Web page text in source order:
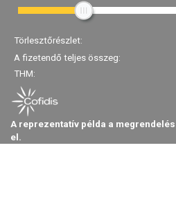
Törlesztőrészlet:
A fizetendő teljes összeg:
THM:
A reprezentatív példa a
el.